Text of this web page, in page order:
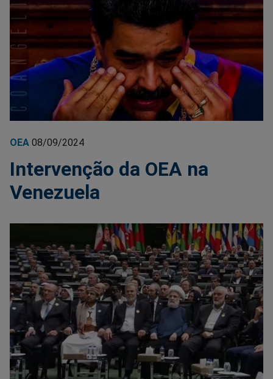
OEA 08/09/2024
Intervenção da OEA na
Venezuela